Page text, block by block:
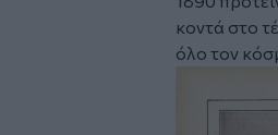
κοντά στο
όλο τον